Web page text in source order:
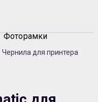
Фоторамки
Альбомы
Чернила для принтера